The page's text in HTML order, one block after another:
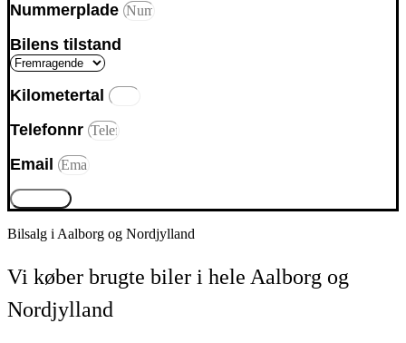
Nummerplade
Bilens tilstand
Kilometertal
Telefonnr
Email
Bilsalg i Aalborg og Nordjylland
Vi køber brugte biler i hele Aalborg og
Nordjylland